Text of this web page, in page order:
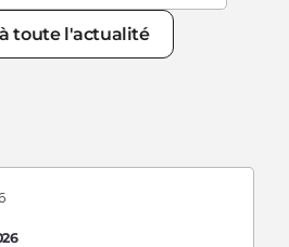
toute l'actualité